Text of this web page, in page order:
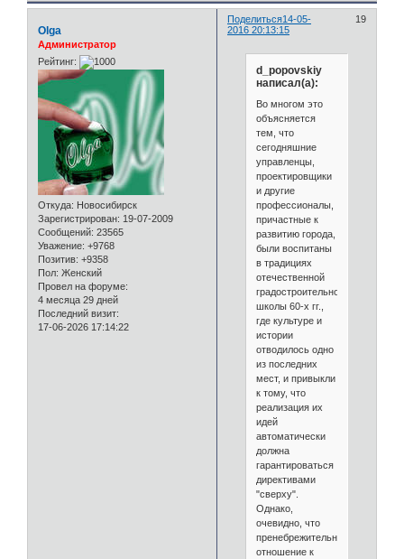
Поделиться 19
14-05-
2016 20:13:15
Olga
Администратор
Рейтинг:
Откуда: Новосибирск
Зарегистрирован: 19-07-2009
Сообщений: 23565
Уважение: +9768
Позитив: +9358
Пол: Женский
Провел на форуме:
4 месяца 29 дней
Последний визит:
17-06-2026 17:14:22
d_popovskiy
написал(а):
Во многом это
объясняется
тем, что
сегодняшние
управленцы,
проектировщики
и другие
профессионалы,
причастные к
развитию города,
были воспитаны
в традициях
отечественной
градостроительной
школы 60-х гг.,
где культуре и
истории
отводилось одно
из последних
мест, и привыкли
к тому, что
реализация их
идей
автоматически
должна
гарантироваться
директивами
"сверху".
Однако,
очевидно, что
пренебрежительное
отношение к